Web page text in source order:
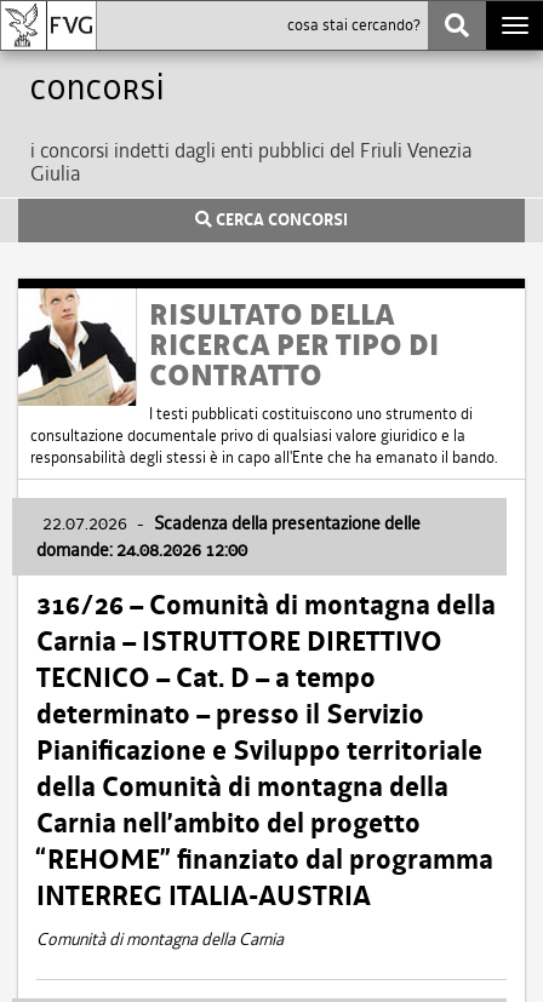
Concorsi
i concorsi indetti dagli enti pubblici del Friuli Venezia
Giulia
CERCA CONCORSI
RISULTATO DELLA
RICERCA PER TIPO DI
CONTRATTO
I testi pubblicati costituiscono uno strumento di
consultazione documentale privo di qualsiasi valore giuridico e la
responsabilità degli stessi è in capo all'Ente che ha emanato il bando.
22.07.2026 - Scadenza della presentazione delle
domande: 24.08.2026 12:00
316/26 – Comunità di montagna della
Carnia – ISTRUTTORE DIRETTIVO
TECNICO – Cat. D – a tempo
determinato – presso il Servizio
Pianificazione e Sviluppo territoriale
della Comunità di montagna della
Carnia nell’ambito del progetto
“REHOME” finanziato dal programma
INTERREG ITALIA-AUSTRIA
Comunità di montagna della Carnia